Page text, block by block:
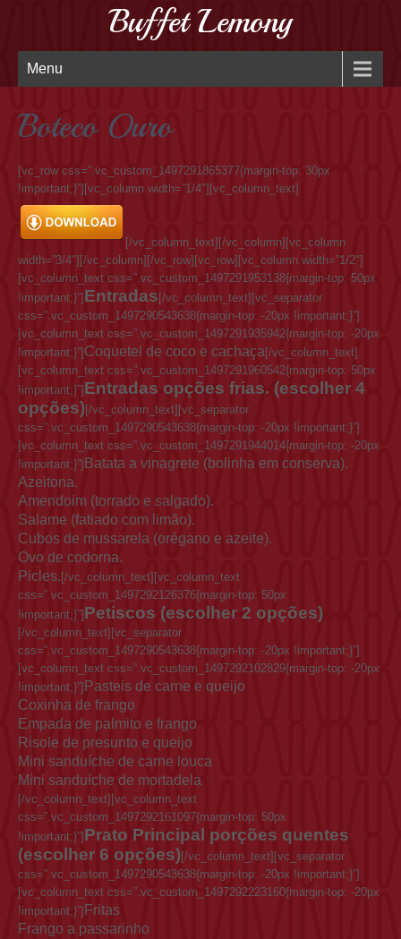
Buffet Lemony
Menu
Boteco Ouro
[vc_row css=”.vc_custom_1497291865377{margin-top: 30px
!important;}”][vc_column width=”1/4″][vc_column_text]
[/vc_column_text][/vc_column][vc_column
width=”3/4″][/vc_column][/vc_row][vc_row][vc_column width=”1/2″]
[vc_column_text css=”.vc_custom_1497291953138{margin-top: 50px
!important;}”] Entradas [/vc_column_text][vc_separator
css=”.vc_custom_1497290543638{margin-top: -20px !important;}”]
[vc_column_text css=”.vc_custom_1497291935942{margin-top: -20px
!important;}”] Coquetel de coco e cachaça [/vc_column_text]
[vc_column_text css=”.vc_custom_1497291960542{margin-top: 50px
!important;}”] Entradas opções frias. (escolher 4
opções)[/vc_column_text][vc_separator
css=”.vc_custom_1497290543638{margin-top: -20px !important;}”]
[vc_column_text css=”.vc_custom_1497291944014{margin-top: -20px
!important;}”] Batata a vinagrete (bolinha em conserva).
Azeitona.
Amendoim (torrado e salgado).
Salame (fatiado com limão).
Cubos de mussarela (orégano e azeite).
Ovo de codorna.
Picles. [/vc_column_text][vc_column_text
css=”.vc_custom_1497292126376{margin-top: 50px
!important;}”] Petiscos (escolher 2 opções)
[/vc_column_text][vc_separator
css=”.vc_custom_1497290543638{margin-top: -20px !important;}”]
[vc_column_text css=”.vc_custom_1497292102829{margin-top: -20px
!important;}”] Pasteis de carne e queijo
Coxinha de frango
Empada de palmito e frango
Risole de presunto e queijo
Mini sanduíche de carne louca
Mini sanduíche de mortadela
[/vc_column_text][vc_column_text
css=”.vc_custom_1497292161097{margin-top: 50px
!important;}”] Prato Principal porções quentes
(escolher 6 opções) [/vc_column_text][vc_separator
css=”.vc_custom_1497290543638{margin-top: -20px !important;}”]
[vc_column_text css=”.vc_custom_1497292223160{margin-top: -20px
!important;}”] Fritas
Frango a passarinho